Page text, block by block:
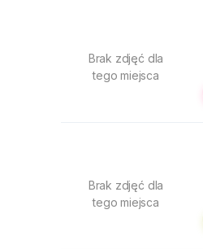
Brak zdjęć dla
tego miejsca
Brak zdjęć dla
tego miejsca